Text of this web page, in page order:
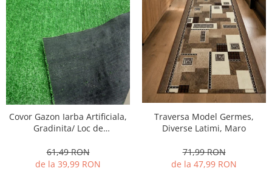
Covor Gazon Iarba Artificiala,
Gradinita/ Loc de
fir 7mm, Verde
61,49 RON
de la 39,99 RON
Traversa Model Germes,
Diverse Latimi, Maro
71,99 RON
de la 47,99 RON